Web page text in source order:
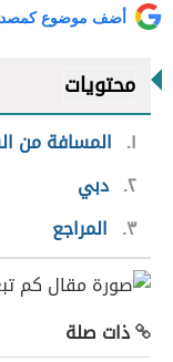
أضف موضوع
محتويات
١
المسافة من
٢ دبي
٣
المراجع
ذات صلة